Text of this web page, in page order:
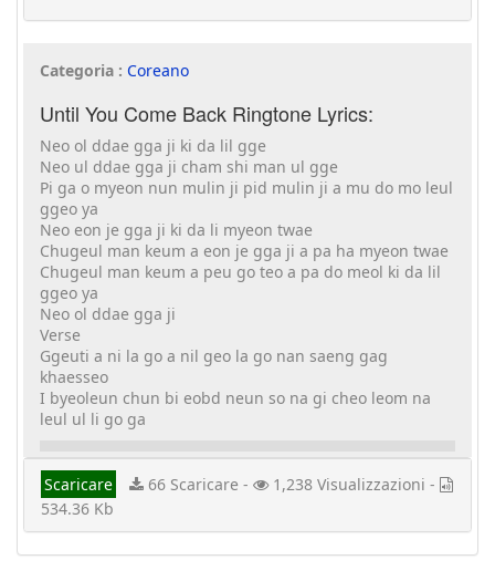
Categoria : Coreano
Until You Come Back Ringtone Lyrics:
Neo ol ddae gga ji ki da lil gge
Neo ul ddae gga ji cham shi man ul gge
Pi ga o myeon nun mulin ji pid mulin ji a mu do mo leul
ggeo ya
Neo eon je gga ji ki da li myeon twae
Chugeul man keum a eon je gga ji a pa ha myeon twae
Chugeul man keum a peu go teo a pa do meol ki da lil
ggeo ya
Neo ol ddae gga ji
Verse
Ggeuti a ni la go a nil geo la go nan saeng gag
khaesseo
I byeoleun chun bi eobd neun so na gi cheo leom na
leul ul li go ga
Scaricare 66 Scaricare -
1,238 Visualizzazioni -
534.36 Kb